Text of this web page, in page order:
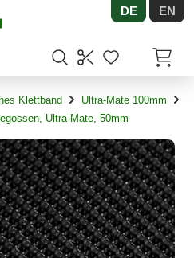
DE EN
Klettband
Ultra-Mate 100mm
Ultra-Mate, 50mm